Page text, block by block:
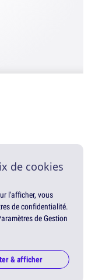
de cookies
l'afficher, vous
de confidentialité.
de Gestion
& afficher